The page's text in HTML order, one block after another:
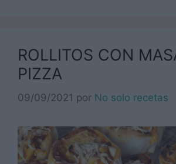
ROLLITOS CON
PIZZA
09/09/2021 por No solo recetas